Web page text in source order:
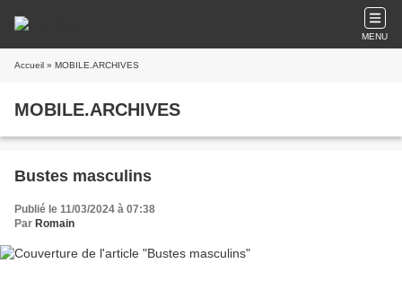
MENU
Accueil » MOBILE.ARCHIVES
MOBILE.ARCHIVES
Bustes masculins
Publié le 11/03/2024 à 07:38
Par Romain